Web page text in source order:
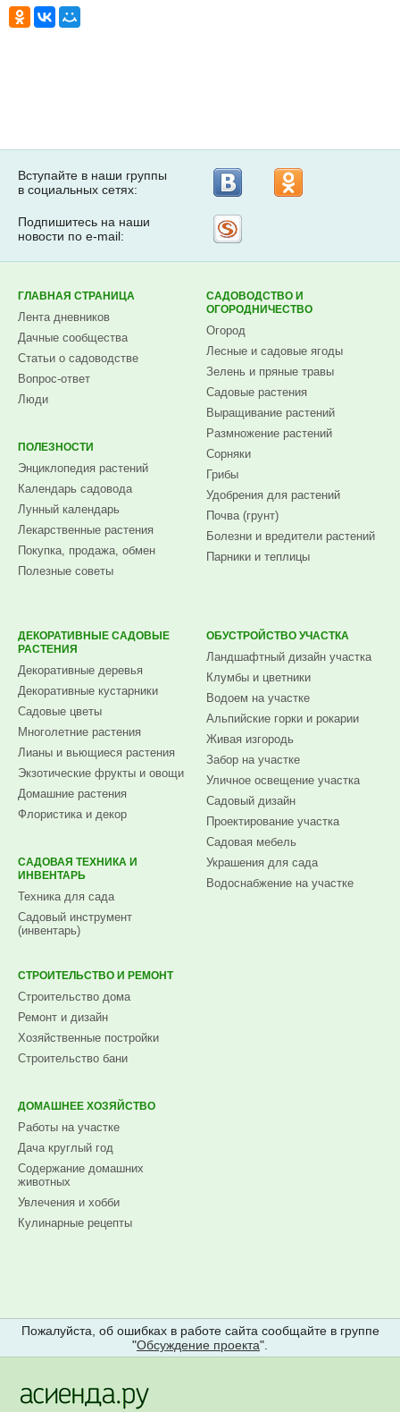
Вступайте в наши группы
в социальных сетях:
Подпишитесь на наши
новости по e-mail:
ГЛАВНАЯ СТРАНИЦА
Лента дневников
Дачные сообщества
Статьи о садоводстве
Вопрос-ответ
Люди
ПОЛЕЗНОСТИ
Энциклопедия растений
Календарь садовода
Лунный календарь
Лекарственные растения
Покупка, продажа, обмен
Полезные советы
САДОВОДСТВО И
ОГОРОДНИЧЕСТВО
Огород
Лесные и садовые ягоды
Зелень и пряные травы
Садовые растения
Выращивание растений
Размножение растений
Сорняки
Грибы
Удобрения для растений
Почва (грунт)
Болезни и вредители растений
Парники и теплицы
ДЕКОРАТИВНЫЕ САДОВЫЕ
РАСТЕНИЯ
Декоративные деревья
Декоративные кустарники
Садовые цветы
Многолетние растения
Лианы и вьющиеся растения
Экзотические фрукты и овощи
Домашние растения
Флористика и декор
САДОВАЯ ТЕХНИКА И
ИНВЕНТАРЬ
Техника для сада
Садовый инструмент
(инвентарь)
ОБУСТРОЙСТВО УЧАСТКА
Ландшафтный дизайн участка
Клумбы и цветники
Водоем на участке
Альпийские горки и рокарии
Живая изгородь
Забор на участке
Уличное освещение участка
Садовый дизайн
Проектирование участка
Садовая мебель
Украшения для сада
Водоснабжение на участке
СТРОИТЕЛЬСТВО И РЕМОНТ
Строительство дома
Ремонт и дизайн
Хозяйственные постройки
Строительство бани
ДОМАШНЕЕ ХОЗЯЙСТВО
Работы на участке
Дача круглый год
Содержание домашних
животных
Увлечения и хобби
Кулинарные рецепты
Пожалуйста, об ошибках в работе сайта сообщайте в группе
"Обсуждение проекта".